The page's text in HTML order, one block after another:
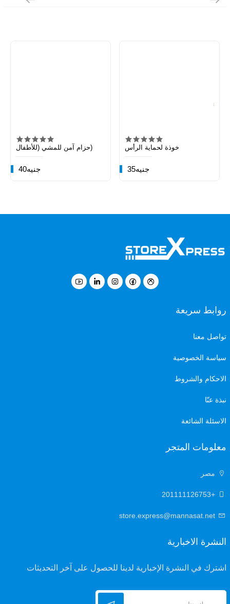
خوذة لحماية الرأس
35جنيه
حزام آمن للمشي (للأطفال)
40جنيه
روابط سريعة
تواصل معنا
سياسة الخصوصية
الاحكام والشروط
نبذة عنّا
الاسئلة الشائعة
معلومات المتجر
مصر
+201111126753
النشرة الاخبارية
اشترك في النشرة الإخبارية لدينا للحصول على آخر التحديثات